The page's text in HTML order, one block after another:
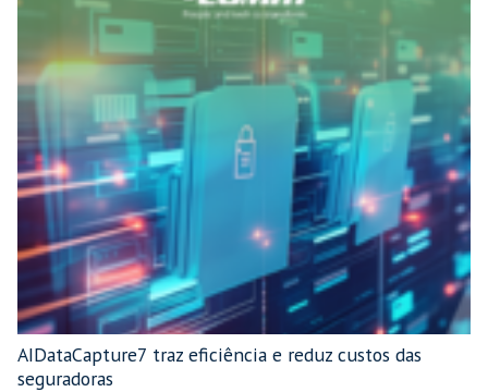
AIDataCapture7 traz eficiência e reduz custos das
seguradoras